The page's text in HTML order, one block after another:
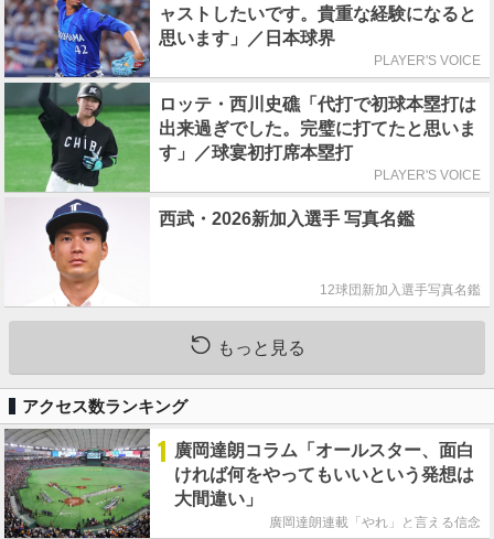
ャストしたいです。貴重な経験になると
思います」／日本球界
PLAYER'S VOICE
ロッテ・西川史礁「代打で初球本塁打は
出来過ぎでした。完璧に打てたと思いま
す」／球宴初打席本塁打
PLAYER'S VOICE
西武・2026新加入選手 写真名鑑
12球団新加入選手写真名鑑
もっと見る
アクセス数ランキング
1 廣岡達朗コラム「オールスター、面白
ければ何をやってもいいという発想は
大間違い」
廣岡達朗連載「やれ」と言える信念